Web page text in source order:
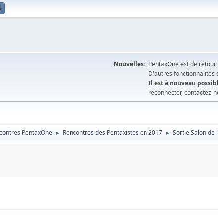
Nouvelles: PentaxOne est de retour
D'autres fonctionnalités
Il est à nouveau
reconnecter, contactez-
PentaxOne ► Rencontres des Pentaxistes en 2017 ► Sortie Salon de